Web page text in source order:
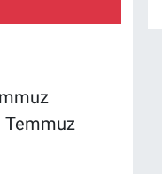
Temmuz